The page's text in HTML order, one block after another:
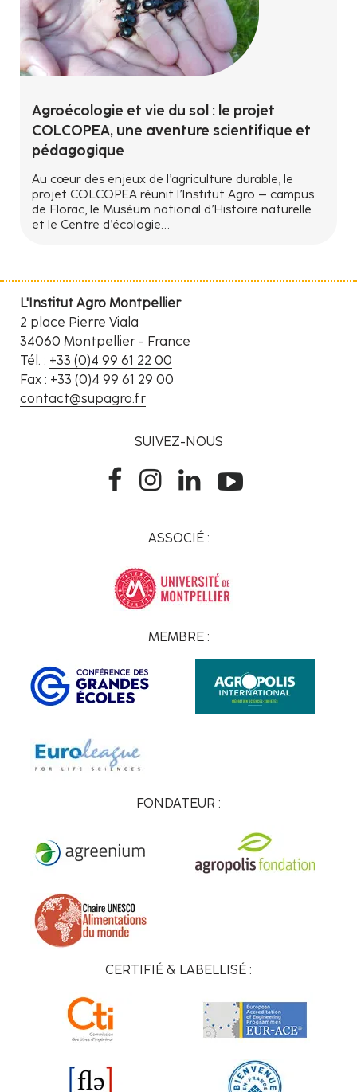
Agroécologie et vie du sol : le projet
COLCOPEA, une aventure scientifique et
pédagogique
Au cœur des enjeux de l’agriculture durable, le
projet COLCOPEA réunit l’Institut Agro – campus
de Florac, le Muséum national d’Histoire naturelle
et le Centre d’écologie…
L'Institut Agro Montpellier
2 place Pierre Viala
34060 Montpellier - France
Tél. : +33 (0)4 99 61 22 00
Fax : +33 (0)4 99 61 29 00
contact@supagro.fr
SUIVEZ-NOUS
ASSOCIÉ :
MEMBRE :
FONDATEUR :
CERTIFIÉ & LABELLISÉ :